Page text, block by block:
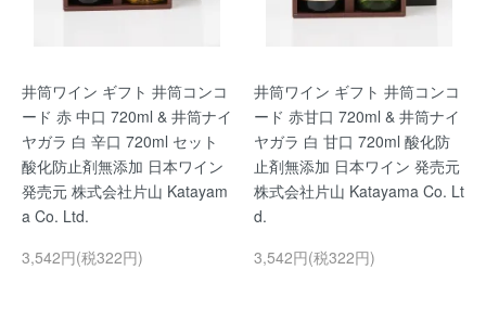
井筒ワイン ギフト 井筒コンコ
ード 赤 中口 720ml & 井筒ナイ
ヤガラ 白 辛口 720ml セット
酸化防止剤無添加 日本ワイン
発売元 株式会社片山 Katayam
a Co. Ltd.
3,542円(税322円)
井筒ワイン ギフト 井筒コンコ
ード 赤甘口 720ml & 井筒ナイ
ヤガラ 白 甘口 720ml 酸化防
止剤無添加 日本ワイン 発売元
株式会社片山 Katayama Co. Lt
d.
3,542円(税322円)